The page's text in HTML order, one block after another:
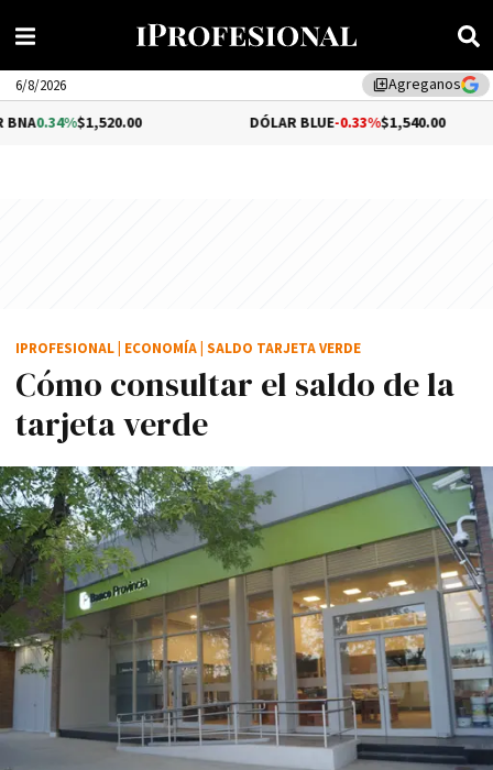
library_addAgreganos
6/8/2026
-0.33%$1,540.00
Cómo consultar el saldo de la
tarjeta verde
IPROFESIONAL ECONOMÍA SALDO TARJETA VERDE